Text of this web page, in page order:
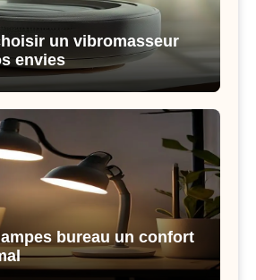
un vibromasseur
envies
bureau un confort